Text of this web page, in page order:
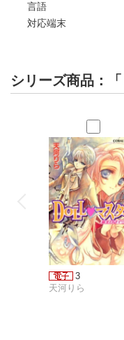
言語
対応端末
シリーズ商品：「
3
天河りら